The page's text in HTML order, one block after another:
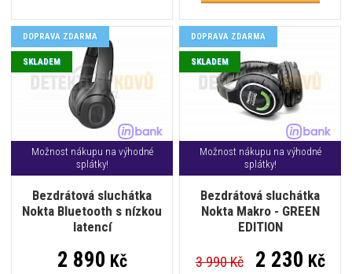
Možnost nákupu na výhodné
splátky!
Bezdrátová sluchátka
Nokta Bluetooth s nízkou
latencí
DOPRAVA ZDARMA
SKLADEM
2 890 Kč
Možnost nákupu na výhodné
splátky!
Bezdrátová sluchátka
Nokta Makro - GREEN
EDITION
DOPRAVA ZDARMA
SKLADEM
3 990 Kč 2 230 Kč